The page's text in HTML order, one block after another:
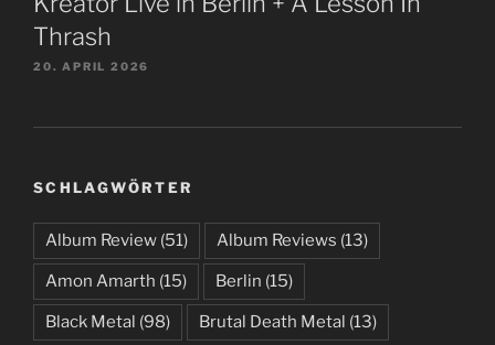
Thrash
20. APRIL 2026
SCHLAGWÖRTER
Album Review (51) Album Reviews (13)
Amon Amarth (15) Berlin (15)
Black Metal (98) Brutal Death Metal (13)